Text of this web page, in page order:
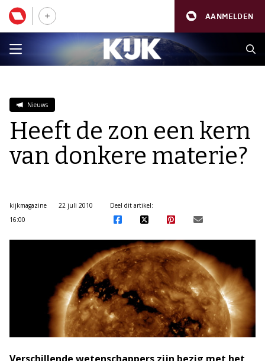
AANMELDEN
Nieuws
Heeft de zon een kern
van donkere materie?
kijkmagazine
22 juli 2010
16:00
Deel dit artikel: